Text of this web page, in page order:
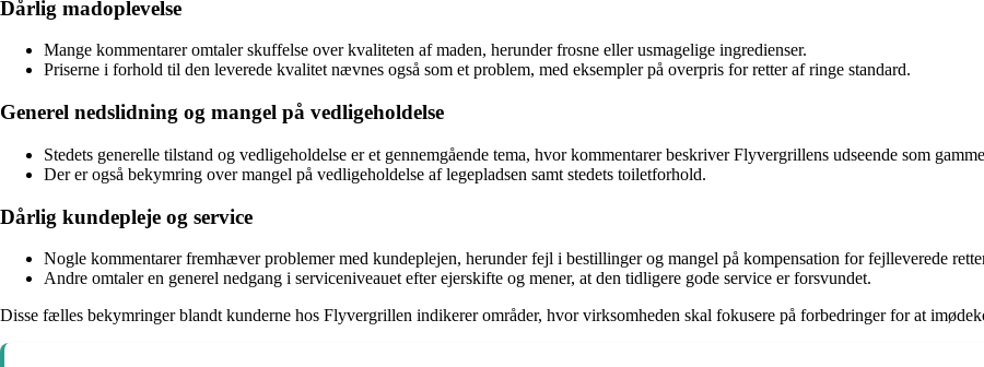
Dårlig madoplevelse
Mange kommentarer omtaler skuffelse over kvaliteten af maden, herunder frosne eller usmagelige ingredienser.
Priserne i forhold til den leverede kvalitet nævnes også som et problem, med eksempler på overpris for retter af ringe standard.
Generel nedslidning og mangel på vedligeholdelse
Stedets generelle tilstand og vedligeholdelse er et gennemgående tema, hvor kommentarer beskriver Flyvergrillens udseende som
Der er også bekymring over mangel på vedligeholdelse af legepladsen samt stedets toiletforhold.
Dårlig kundepleje og service
Nogle kommentarer fremhæver problemer med kundeplejen, herunder fejl i bestillinger og mangel på kompensation for fejlleverede
Andre omtaler en generel nedgang i serviceniveauet efter ejerskifte og mener, at den tidligere gode service er forsvundet.
Disse fælles bekymringer blandt kunderne hos Flyvergrillen indikerer områder, hvor virksomheden skal fokusere på forbedringer for at